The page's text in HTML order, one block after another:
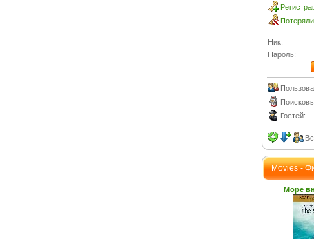
Ник:
Пароль:
Гостей:
Movies -
Море